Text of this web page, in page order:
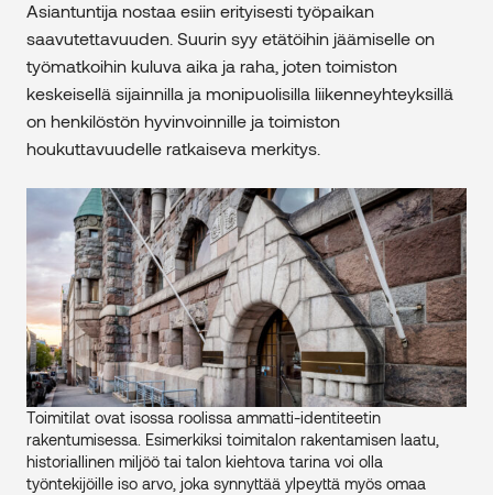
Asiantuntija nostaa esiin erityisesti työpaikan
saavutettavuuden. Suurin syy etätöihin jäämiselle on
työmatkoihin kuluva aika ja raha, joten toimiston
keskeisellä sijainnilla ja monipuolisilla liikenneyhteyksillä
on henkilöstön hyvinvoinnille ja toimiston
houkuttavuudelle ratkaiseva merkitys.
Toimitilat ovat isossa roolissa ammatti-identiteetin
rakentumisessa. Esimerkiksi toimitalon rakentamisen laatu,
historiallinen miljöö tai talon kiehtova tarina voi olla
työntekijöille iso arvo, joka synnyttää ylpeyttä myös omaa